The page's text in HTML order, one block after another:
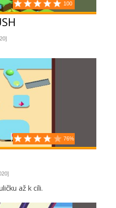
100
76%
až k cíli.